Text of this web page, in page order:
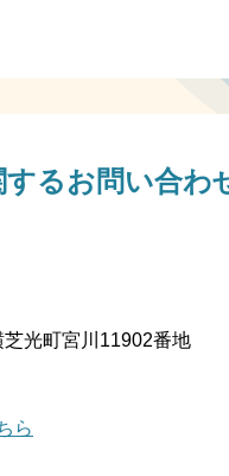
るお問い合わ
光町宮川11902番地
ら